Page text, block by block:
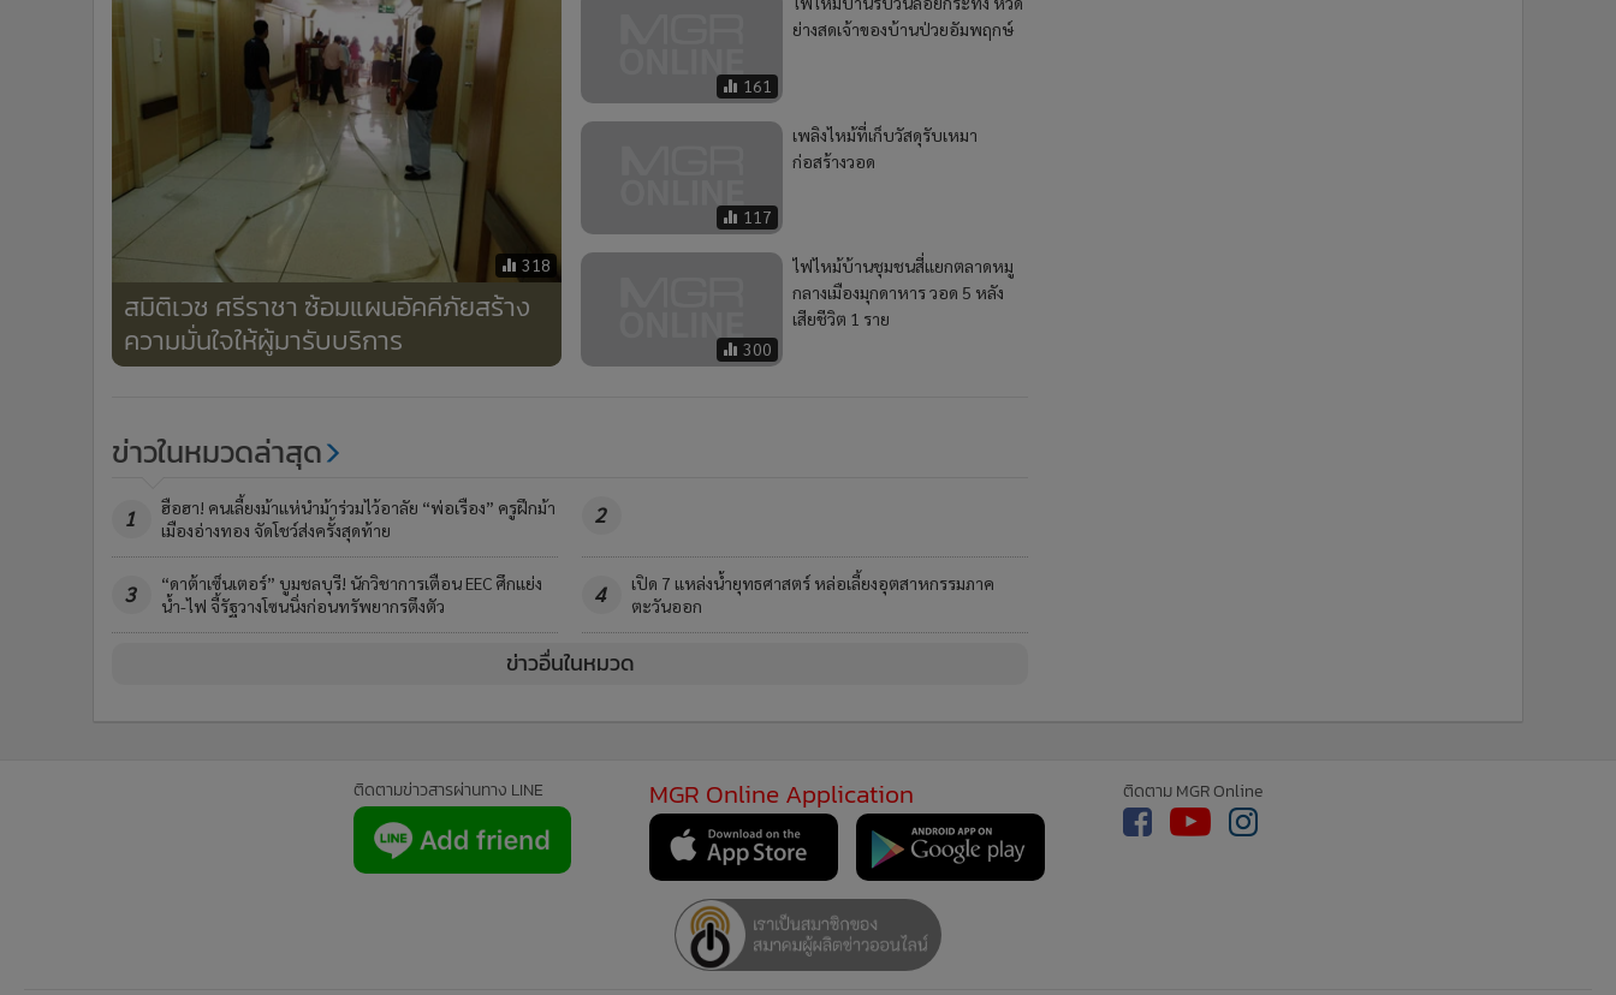
318
สมิติเวช ศรีราชา ซ้อมแผนอัคคีภัยสร้าง
ความมั่นใจให้ผู้มารับบริการ
161
ย่างสดเจ้าของบ้านป่วยอัมพฤกษ์
117
เพลิงไหม้ที่เก็บวัสดุรับเหมา
ก่อสร้างวอด
300
ไฟไหม้บ้านชุมชนสี่แยกตลาดหมู
กลางเมืองมุกดาหาร วอด 5 หลัง
เสียชีวิต 1 ราย
ข่าวในหมวดล่าสุด
1
ฮือฮา! คนเลี้ยงม้าแห่นำม้าร่วมไว้อาลัย “พ่อเรือง” ครูฝึกม้า
เมืองอ่างทอง จัดโชว์ส่งครั้งสุดท้าย
2
3
“ดาต้าเซ็นเตอร์” บูมชลบุรี! นักวิชาการเตือน EEC ศึกแย่ง
น้ำ-ไฟ จี้รัฐวางโซนนิ่งก่อนทรัพยากรตึงตัว
4
เปิด 7 แหล่งน้ำยุทธศาสตร์ หล่อเลี้ยงอุตสาหกรรมภาค
ตะวันออก
ข่าวอื่นในหมวด
ติดตามข่าวสารผ่านทาง LINE MGR Online Application ติดตาม MGR Online